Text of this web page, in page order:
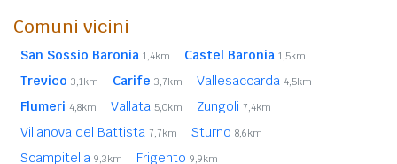
Comuni vicini
San Sossio Baronia 1,4km Castel Baronia 1,5km
Trevico 3,1km Carife 3,7km Vallesaccarda 4,5km
Flumeri 4,8km Vallata 5,0km Zungoli 7,4km
Villanova del Battista 7,7km Sturno 8,6km
Scampitella 9,3km Frigento 9,9km